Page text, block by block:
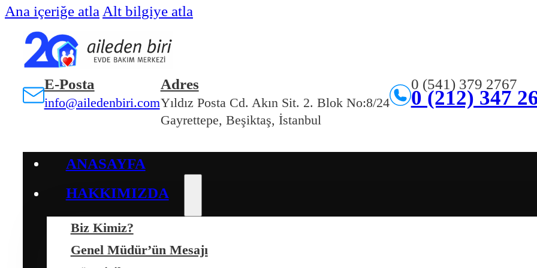
Ana içeriğe atla Alt bilgiye atla
E-Posta
info@ailedenbiri.com
Adres
Yıldız Posta Cd. Akın Sit. 2. Blok No:8/24
Gayrettepe, Beşiktaş, İstanbul
0 (541) 379 2767
0 (212) 347
ANASAYFA
HAKKIMIZDA
Biz Kimiz?
Genel Müdür’ün Mesajı